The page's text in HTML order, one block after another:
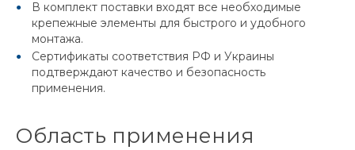
В комплект поставки входят все необходимые
крепежные элементы для быстрого и удобного
монтажа.
Сертификаты соответствия РФ и Украины
подтверждают качество и безопасность
применения.
Область применения